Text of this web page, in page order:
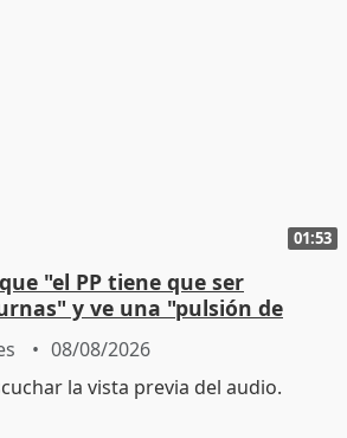
01:53
"el PP tiene que ser
y ve una "pulsión de
08/08/2026